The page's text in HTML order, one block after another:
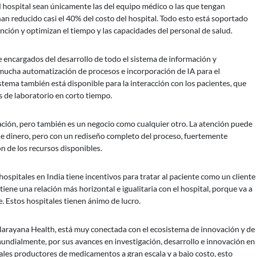
sean únicamente las del equipo médico o las que tengan
reducido casi el 40% del costo del hospital. Todo esto está soportado
y optimizan el tiempo y las capacidades del personal de salud.
del desarrollo de todo el sistema de información y
automatización de procesos e incorporación de IA para el
también está disponible para la interacción con los pacientes, que
de laboratorio en corto tiempo.
pero también es un negocio como cualquier otro. La atención puede
dinero, pero con un rediseño completo del proceso, fuertemente
de los recursos disponibles.
en India tiene incentivos para tratar al paciente como un cliente
una relación más horizontal e igualitaria con el hospital, porque va a
Estos hospitales tienen ánimo de lucro.
Health, está muy conectada con el ecosistema de innovación y de
por sus avances en investigación, desarrollo e innovación en
productores de medicamentos a gran escala y a bajo costo, esto